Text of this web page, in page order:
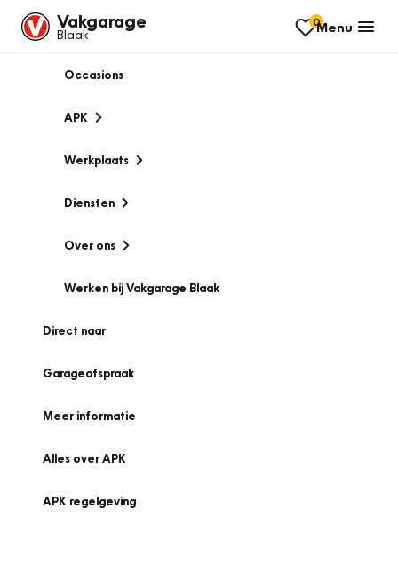
Vakgarage
Blaak
0Menu
Occasions
APK
Werkplaats
Diensten
Over ons
Werken bij Vakgarage Blaak
Direct naar
Garageafspraak
Meer informatie
Alles over APK
APK regelgeving